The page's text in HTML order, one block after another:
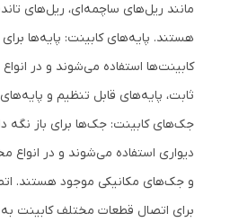
مانند ریل‌های ساچمه‌ای، ریل‌های
هستند. پایه‌های کابینت: پایه‌ها برای
کابینت‌ها استفاده می‌شوند و در
ثابت، پایه‌های قابل تنظیم و
جک‌های کابینت: جک‌ها برای باز نگه
دیواری استفاده می‌شوند و در انواع
و جک‌های مکانیکی موجود هستند.
برای اتصال قطعات مختلف کابینت